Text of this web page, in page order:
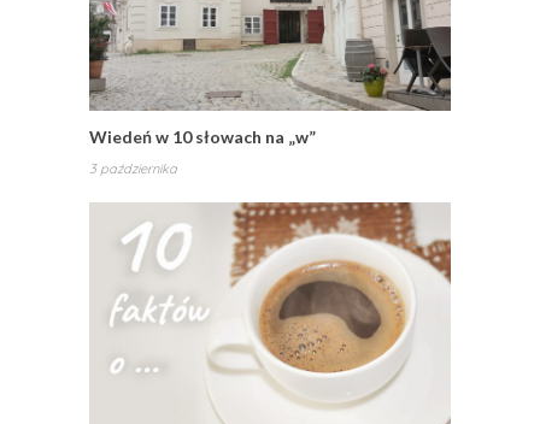
Wiedeń w 10 słowach na „w”
3 października